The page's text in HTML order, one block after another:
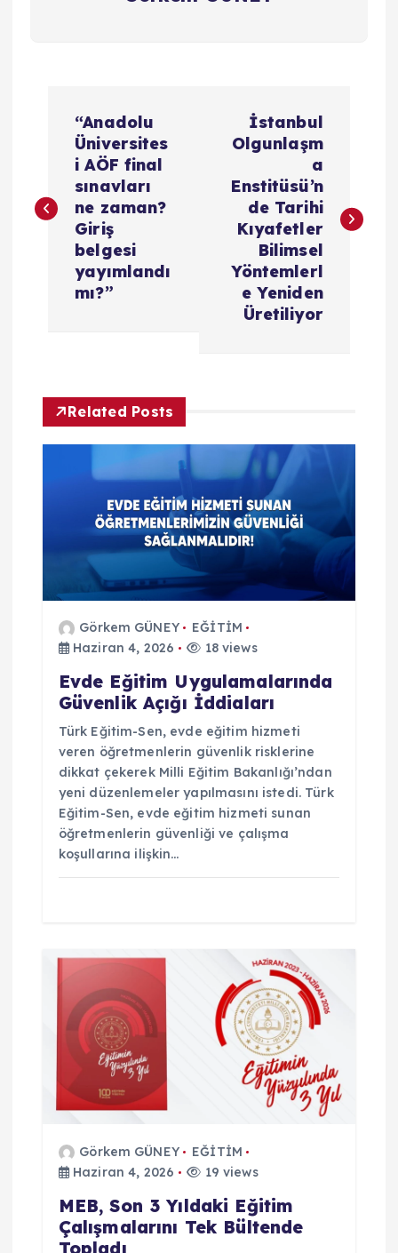
z
n
m
e
s
“Anadolu
Üniversites
i AÖF final
sınavları
ne zaman?
Giriş
belgesi
yayımlandı
mı?”
İstanbul
Olgunlaşm
a
Enstitüsü’n
de Tarihi
Kıyafetler
Bilimsel
Yöntemlerl
e Yeniden
Üretiliyor
Related Posts
Görkem GÜNEY
EĞİTİM
Haziran 4, 2026
18 views
Evde Eğitim Uygulamalarında
Güvenlik Açığı İddiaları
Türk Eğitim-Sen, evde eğitim hizmeti
veren öğretmenlerin güvenlik risklerine
dikkat çekerek Milli Eğitim Bakanlığı’ndan
yeni düzenlemeler yapılmasını istedi. Türk
Eğitim-Sen, evde eğitim hizmeti sunan
öğretmenlerin güvenliği ve çalışma
koşullarına ilişkin…
Görkem GÜNEY
EĞİTİM
Haziran 4, 2026
19 views
MEB, Son 3 Yıldaki Eğitim
Çalışmalarını Tek Bültende
Topladı